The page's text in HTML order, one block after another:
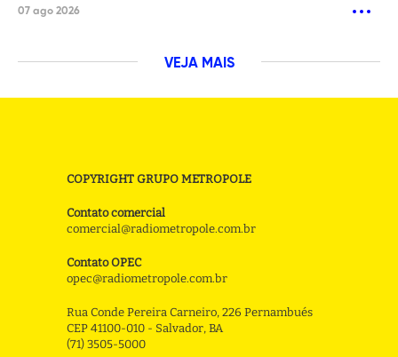
07 ago 2026
VEJA MAIS
COPYRIGHT GRUPO METROPOLE
Contato comercial
comercial@radiometropole.com.br
Contato OPEC
opec@radiometropole.com.br
Rua Conde Pereira Carneiro, 226 Pernambués
CEP 41100-010 - Salvador, BA
(71) 3505-5000